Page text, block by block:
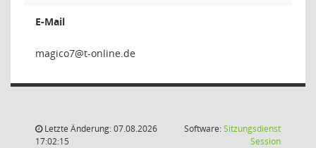
E-Mail
7oc
Letzte Änderung: 07.08.2026
17:02:15
Software:Sitzungsdienst
Session(Wird in